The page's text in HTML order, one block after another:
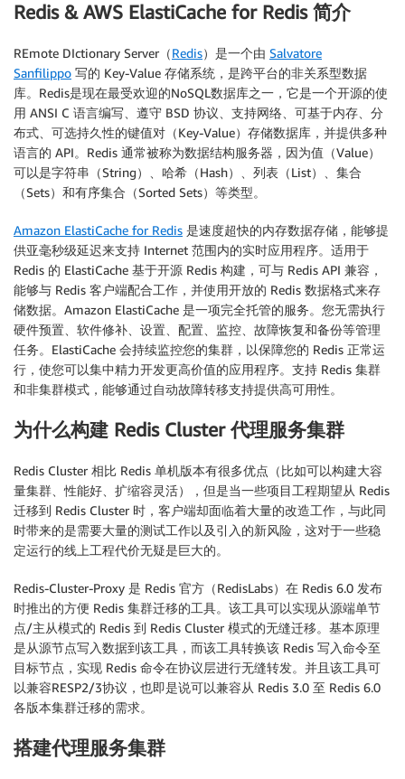
Redis & AWS ElastiCache for Redis 简介
REmote DIctionary Server（Redis）是一个由 Salvatore
Sanfilippo 写的 Key-Value 存储系统，是跨平台的非关系型数据
库。Redis是现在最受欢迎的NoSQL数据库之一，它是一个开源的使
用 ANSI C 语言编写、遵守 BSD 协议、支持网络、可基于内存、分
布式、可选持久性的键值对（Key-Value）存储数据库，并提供多种
语言的 API。Redis 通常被称为数据结构服务器，因为值（Value）
可以是字符串（String）、哈希（Hash）、列表（List）、集合
（Sets）和有序集合（Sorted Sets）等类型。
Amazon ElastiCache for Redis 是速度超快的内存数据存储，能够提
供亚毫秒级延迟来支持 Internet 范围内的实时应用程序。适用于
Redis 的 ElastiCache 基于开源 Redis 构建，可与 Redis API 兼容，
能够与 Redis 客户端配合工作，并使用开放的 Redis 数据格式来存
储数据。Amazon ElastiCache 是一项完全托管的服务。您无需执行
硬件预置、软件修补、设置、配置、监控、故障恢复和备份等管理
任务。ElastiCache 会持续监控您的集群，以保障您的 Redis 正常运
行，使您可以集中精力开发更高价值的应用程序。支持 Redis 集群
和非集群模式，能够通过自动故障转移支持提供高可用性。
为什么构建 Redis Cluster 代理服务集群
Redis Cluster 相比 Redis 单机版本有很多优点（比如可以构建大容
量集群、性能好、扩缩容灵活），但是当一些项目工程期望从 Redis
迁移到 Redis Cluster 时，客户端却面临着大量的改造工作，与此同
时带来的是需要大量的测试工作以及引入的新风险，这对于一些稳
定运行的线上工程代价无疑是巨大的。
Redis-Cluster-Proxy 是 Redis 官方（RedisLabs）在 Redis 6.0 发布
时推出的方便 Redis 集群迁移的工具。该工具可以实现从源端单节
点/主从模式的 Redis 到 Redis Cluster 模式的无缝迁移。基本原理
是从源节点写入数据到该工具，而该工具转换该 Redis 写入命令至
目标节点，实现 Redis 命令在协议层进行无缝转发。并且该工具可
以兼容RESP2/3协议，也即是说可以兼容从 Redis 3.0 至 Redis 6.0
各版本集群迁移的需求。
搭建代理服务集群